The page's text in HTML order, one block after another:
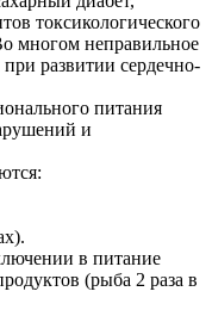
токсикологического
многом неправильное
развитии сердечно-
питания
и
в питание
(рыба 2 раза в